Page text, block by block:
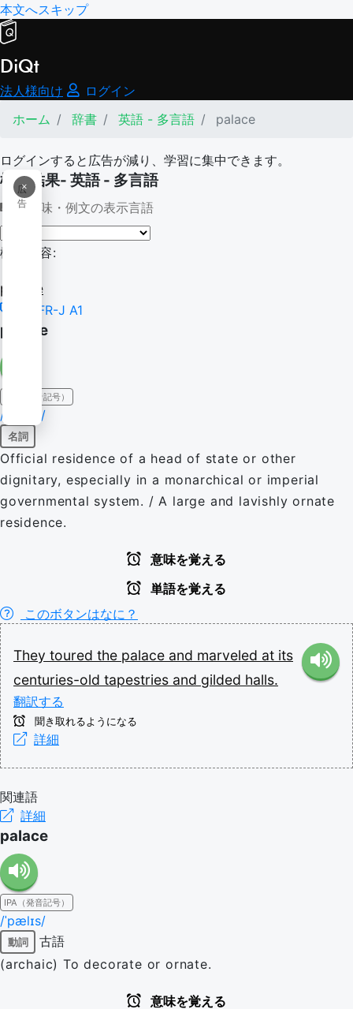
本文へスキップ
DiQt
法人様向け
ログイン
ホーム
辞書 英語 - 多言語 palace
ログインすると広告が減り、学習に集中できます。
×
広
告
検索結果- 英語 - 多言語
意味・例文の表示言語
検索内容:
palace
CEFR-J A1
palace
IPA（発音記号）
/ˈpælɪs/
名詞
Official residence of a head of state or other
dignitary, especially in a monarchical or imperial
governmental system. / A large and lavishly ornate
residence.
意味を覚える
単語を覚える
このボタンはなに？
They toured the palace and marveled at its
centuries-old tapestries and gilded halls.
翻訳する
聞き取れるようになる
詳細
関連語
詳細
palace
IPA（発音記号）
/ˈpælɪs/
動詞
古語
(archaic) To decorate or ornate.
意味を覚える